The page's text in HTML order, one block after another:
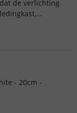
de verlichting
- 20cm -